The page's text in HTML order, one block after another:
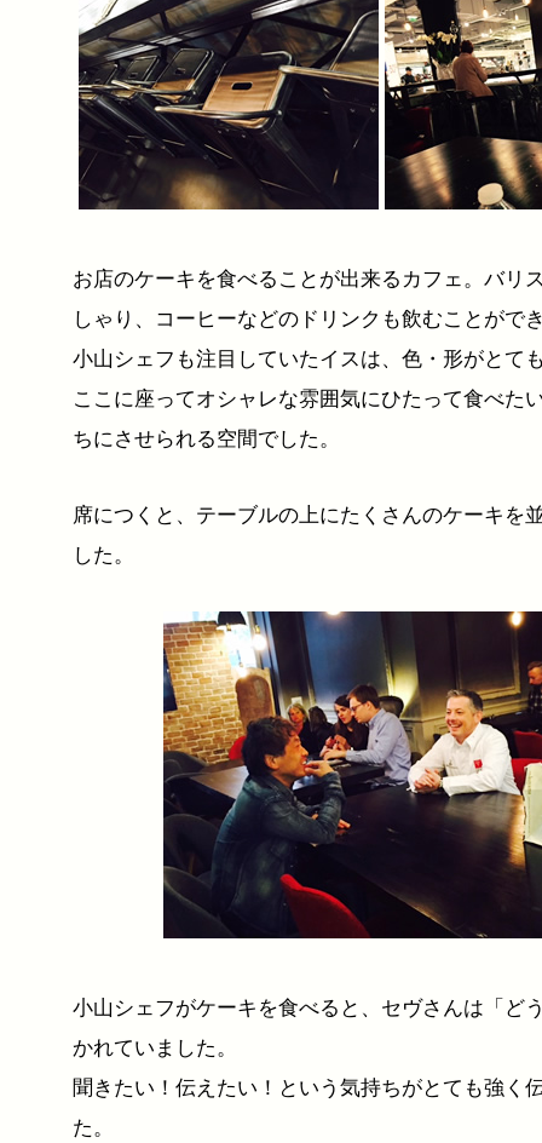
お店のケーキを食べることが出来るカフェ。バリ
しゃり、コーヒーなどのドリンクも飲むことがで
小山シェフも注目していたイスは、色・形がとて
ここに座ってオシャレな雰囲気にひたって食べた
ちにさせられる空間でした。
席につくと、テーブルの上にたくさんのケーキを
した。
小山シェフがケーキを食べると、セヴさんは「ど
かれていました。
聞きたい！伝えたい！という気持ちがとても強く
た。